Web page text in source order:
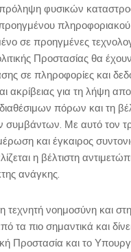
πρόληψη φυσικών
πληροφοριακού
σε προηγμένες
Προστασίας θα
σε πληροφορίες και
ακρίβειας για τη λήψη
πόρων και τη
συμβάντων. Με αυτό τον
και έγκαιρος
η βέλτιστη
ανάγκης.
τεχνητή νοημοσύνη και στη
τα πιο σημαντικά και
Προστασία και το